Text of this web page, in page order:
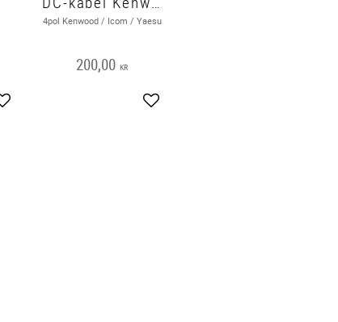
Add to favorites
4pol Kenwood / Icom / Yaesu
200,00 KR
Add to favorites